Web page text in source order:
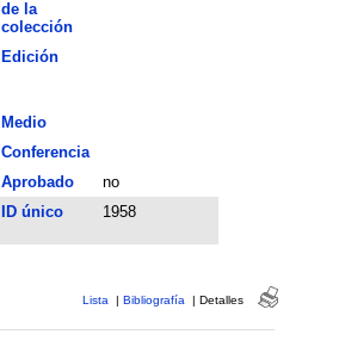
de la
colección
Edición
Medio
Conferencia
Aprobado
no
ID único 1958
Lista | Bibliografía | Detalles